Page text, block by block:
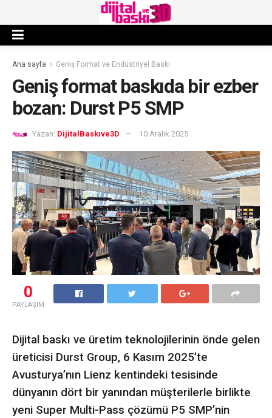
Ana sayfa Geniş Format ve Endüstriyel Baskı
Geniş format baskıda bir ezber
bozan: Durst P5 SMP
Yazan: DijitalBaskıve3D 10 Aralık 2025
0
PAYLAŞIM
Dijital baskı ve üretim teknolojilerinin önde gelen
üreticisi Durst Group, 6 Kasım 2025’te
Avusturya’nın Lienz kentindeki tesisinde
dünyanın dört bir yanından müşterilerle birlikte
yeni Super Multi-Pass çözümü P5 SMP’nin